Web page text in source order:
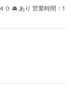
🚘 あり 営業時間：1